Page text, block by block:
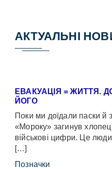
АКТУАЛЬНІ
ЕВАКУАЦІЯ = ЖИТТЯ.
ЙОГО
Поки ми доїдали паски
«Мороку» загинув
військові цифри. Це
[…]
Позначки